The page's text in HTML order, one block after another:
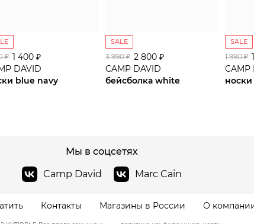
сайте СДЭК
₽ 1 400 ₽
DAVID
blue navy
SALE
3 990 ₽ 2 800 ₽
CAMP DAVID
бейсболка white
SALE
1 990 ₽
CAMP
Мы в соцсетях
Camp David
Marc Cain
Контакты Магазины в России О